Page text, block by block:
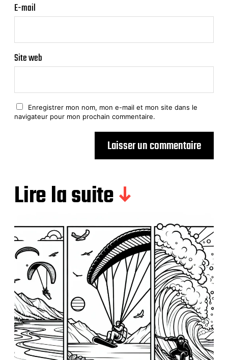
E-mail
Site web
Enregistrer mon nom, mon e-mail et mon site dans le
navigateur pour mon prochain commentaire.
Lire la suite